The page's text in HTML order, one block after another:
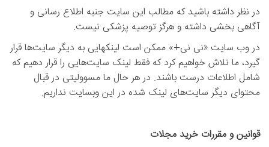
در نظر داشته باشید که مطالب این سایت جنبه اطلاع رسانی و
آگاهی بخشی داشته و هرگز توصیه پزشکی نیست.
در وب سایت «نی نی+» ممکن است لینکهایی به دیگر سایت‌ها قرار
گیرد، ما تلاش خواهیم کرد که فقط لینک سایت‌هایی را قرار دهیم که
شامل اطلاعات درست باشند. در هر حال ما مسوولیتی در قبال
محتوای دیگر سایت‌های لینک شده در این وبسایت نداریم.
قوانین و مقررات خرید مجلات